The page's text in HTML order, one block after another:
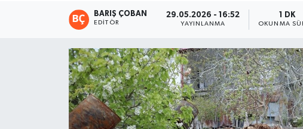
BARIŞ ÇOBAN
EDITÖR
29.05.2026 - 16:52
YAYINLANMA
1 DK
OKUNMA
Resmi İlan
Sürmanşet